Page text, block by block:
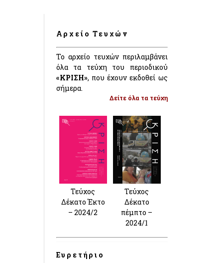
Αρχείο Τευχών
Το αρχείο τευχών περιλαμβάνει
όλα τα τεύχη του περιοδικού
«ΚΡΙΣΗ», που έχουν εκδοθεί ως
σήμερα.
Δείτε όλα τα τεύχη
Τεύχος
Δέκατο Έκτο
– 2024/2
Τεύχος
Δέκατο
πέμπτο –
2024/1
Ευρετήριο